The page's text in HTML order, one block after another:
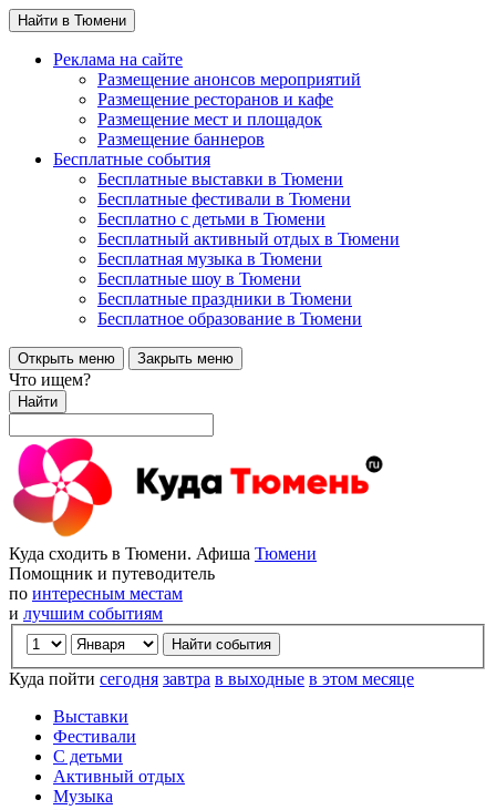
Найти в Тюмени
Реклама на сайте
Размещение анонсов мероприятий
Размещение ресторанов и кафе
Размещение мест и площадок
Размещение баннеров
Бесплатные события
Бесплатные выставки в Тюмени
Бесплатные фестивали в Тюмени
Бесплатно с детьми в Тюмени
Бесплатный активный отдых в Тюмени
Бесплатная музыка в Тюмени
Бесплатные шоу в Тюмени
Бесплатные праздники в Тюмени
Бесплатное образование в Тюмени
Открыть меню Закрыть меню
Что ищем?
Найти
Куда сходить в Тюмени. Афиша Тюмени
Помощник и путеводитель
по интересным местам
и лучшим событиям
Куда пойти сегодня завтра в выходные в этом месяце
Выставки
Фестивали
С детьми
Активный отдых
Музыка